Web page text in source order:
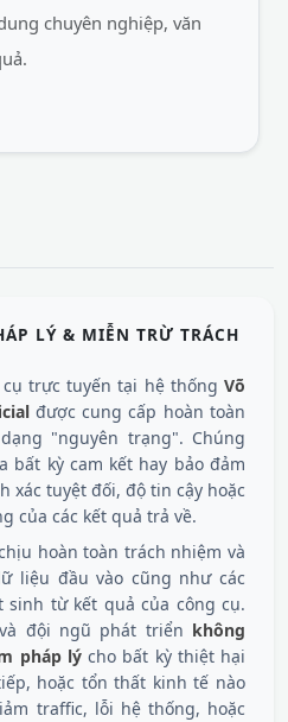
chuyên nghiệp, văn
LÝ & MIỄN TRỪ TRÁCH
cụ trực tuyến tại hệ thống Võ
được cung cấp hoàn toàn
"nguyên trạng". Chúng
bất kỳ cam kết hay bảo đảm
xác tuyệt đối, độ tin cậy hoặc
của các kết quả trả về.
hoàn toàn trách nhiệm và
liệu đầu vào cũng như các
sinh từ kết quả của công cụ.
đội ngũ phát triển không
pháp lýcho bất kỳ thiệt hại
hoặc tổn thất kinh tế nào
traffic, lỗi hệ thống, hoặc